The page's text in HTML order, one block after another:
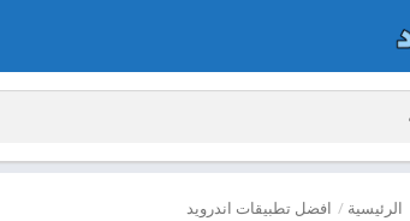
الرئيسية / افضل تطبيقات اندرويد